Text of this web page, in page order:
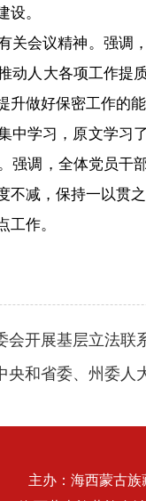
设。
关会议精神。强调
动人大各项工作提
做好保密工作的能
中学习，原文学习
强调，全体党员干
减，保持一以贯
工作。
会开展基层立法联
央和省委、州委人
主办：海西蒙古